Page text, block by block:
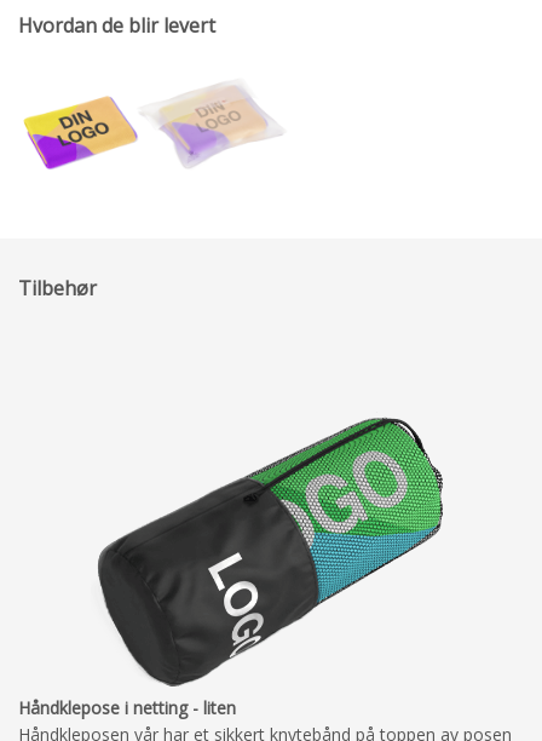
Hvordan de blir levert
Tilbehør
Håndklepose i netting - liten
Håndkleposen vår har et sikkert knytebånd på toppen av posen